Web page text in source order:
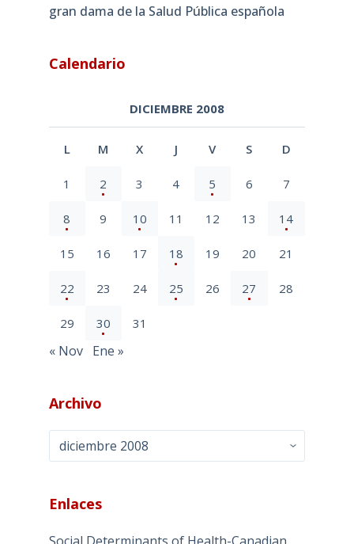
gran dama de la Salud Pública española
Calendario
DICIEMBRE 2008
L M X J V S D
1 2 3 4 5 6 7
8 9 10 11 12 13 14
15 16 17 18 19 20 21
22 23 24 25 26 27 28
29 30 31
« Nov Ene »
Archivo
Archivo
Enlaces